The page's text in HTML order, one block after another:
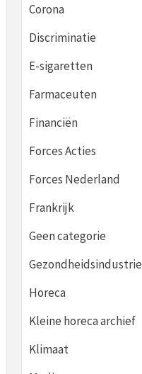
Corona
Discriminatie
E-sigaretten
Farmaceuten
Financiën
Forces Acties
Forces Nederland
Frankrijk
Geen categorie
Gezondheidsindustrie
Horeca
Kleine horeca archief
Klimaat